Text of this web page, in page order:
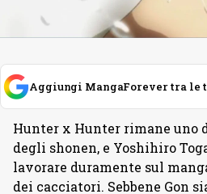
Aggiungi MangaForever tra le
Hunter x Hunter rimane uno
degli shonen, e Yoshihiro
lavorare duramente sul
dei cacciatori. Sebbene Gon